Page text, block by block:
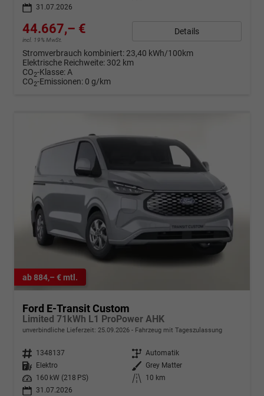
31.07.2026
44.667,– €
incl. 19% MwSt.
Details
Stromverbrauch kombiniert: 23,40 kWh/100km
Elektrische Reichweite: 302 km
CO2-Klasse:A
CO2-Emissionen: 0 g/km
ab 884,– € mtl.
Ford E-Transit Custom
Limited 71kWh L1 ProPower AHK
unverbindliche Lieferzeit: 25.09.2026 Fahrzeug mit Tageszulassung
Fahrzeugnr. 1348137 Getriebe Automatik
Kraftstoff
Elektro Außenfarbe
Grey Matter
Leistung
160 kW (218 PS) Kilometerstand
10 km
31.07.2026